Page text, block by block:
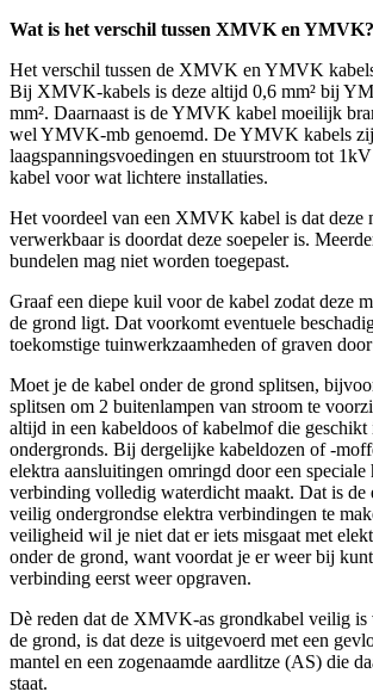
Wat is het verschil tussen XMVK en YMVK?
Het verschil tussen de XMVK en YMVK
Bij XMVK-kabels is deze altijd 0,6 mm² bij
mm². Daarnaast is de YMVK kabel moeilijk
wel YMVK-mb genoemd. De YMVK kabels
laagspanningsvoedingen en stuurstroom tot
kabel voor wat lichtere installaties.
Het voordeel van een XMVK kabel is dat deze
verwerkbaar is doordat deze soepeler is.
bundelen mag niet worden toegepast.
Graaf een diepe kuil voor de kabel zodat deze
de grond ligt. Dat voorkomt eventuele
toekomstige tuinwerkzaamheden of graven
Moet je de kabel onder de grond splitsen,
splitsen om 2 buitenlampen van stroom te
altijd in een kabeldoos of kabelmof die
ondergronds. Bij dergelijke kabeldozen of -
elektra aansluitingen omringd door een speciale
verbinding volledig waterdicht maakt. Dat is de
veilig ondergrondse elektra verbindingen te
veiligheid wil je niet dat er iets misgaat met
onder de grond, want voordat je er weer bij
verbinding eerst weer opgraven.
Dè reden dat de XMVK-as grondkabel veilig is
de grond, is dat deze is uitgevoerd met een
mantel en een zogenaamde aardlitze (AS) die
staat.